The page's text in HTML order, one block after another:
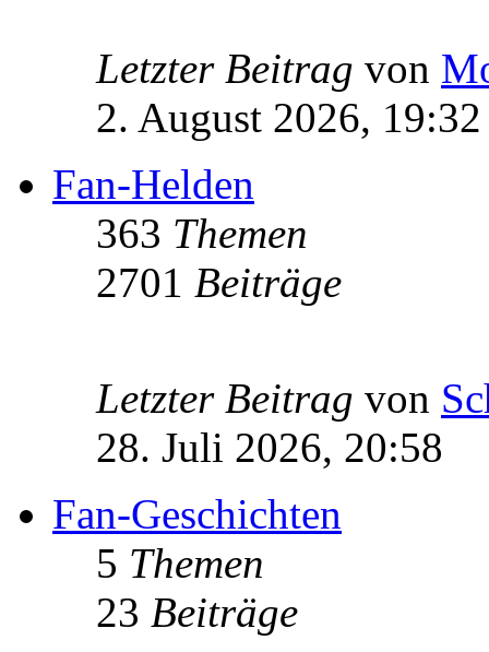
Letzter Beitrag von
2. August 2026, 19:32
Fan-Helden
363 Themen
2701 Beiträge
Letzter Beitrag von
28. Juli 2026, 20:58
Fan-Geschichten
5 Themen
23 Beiträge